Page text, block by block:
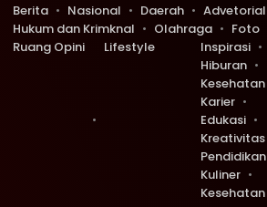
Berita Nasional Daerah
Advetorial
Hukum dan Krimknal
Olahraga Foto
Ruang Opini
Lifestyle
Inspirasi
Hiburan
Kesehatan
Karier
Edukasi
Kreativitas
Pendidikan
Kuliner
Kesehatan